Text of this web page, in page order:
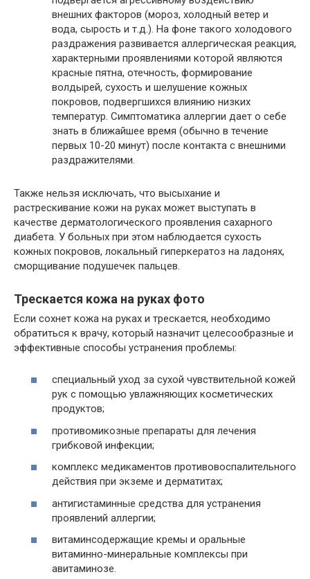
внешних факторов (мороз, холодный ветер и
вода, сырость и т.д.). На фоне такого холодового
раздражения развивается аллергическая реакция,
характерными проявлениями которой являются
красные пятна, отечность, формирование
волдырей, сухость и шелушение кожных
покровов, подвергшихся влиянию низких
температур. Симптоматика аллергии дает о себе
знать в ближайшее время (обычно в течение
первых 10-20 минут) после контакта с внешними
раздражителями.
Также нельзя исключать, что высыхание и
растрескивание кожи на руках может выступать в
качестве дерматологического проявления сахарного
диабета. У больных при этом наблюдается сухость
кожных покровов, локальный гиперкератоз на ладонях,
сморщивание подушечек пальцев.
Трескается кожа на руках фото
Если сохнет кожа на руках и трескается, необходимо
обратиться к врачу, который назначит целесообразные и
эффективные способы устранения проблемы:
специальный уход за сухой чувствительной кожей
рук с помощью увлажняющих косметических
продуктов;
противомикозные препараты для лечения
грибковой инфекции;
комплекс медикаментов противовоспалительного
действия при экземе и дерматитах;
антигистаминные средства для устранения
проявлений аллергии;
витаминсодержащие кремы и оральные
витаминно-минеральные комплексы при
авитаминозе.